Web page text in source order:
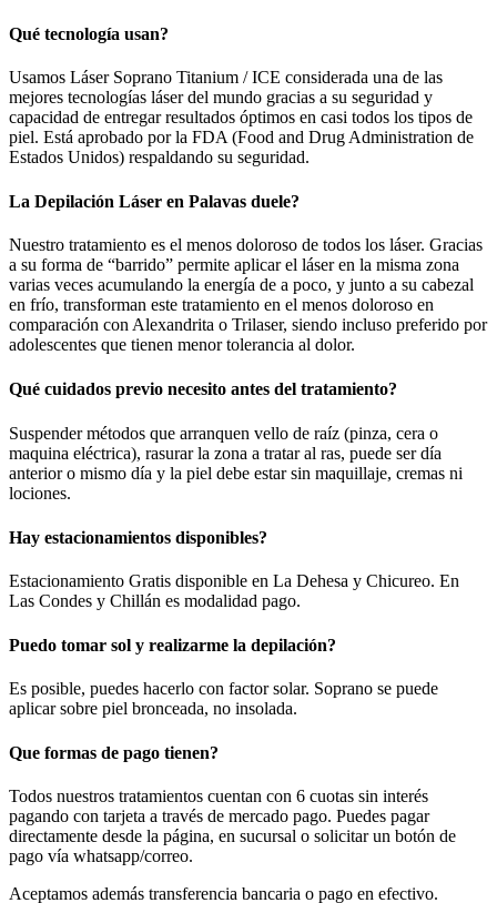
Qué tecnología usan?
Usamos Láser Soprano Titanium / ICE considerada una de las
mejores tecnologías láser del mundo gracias a su seguridad y
capacidad de entregar resultados óptimos en casi todos los tipos de
piel. Está aprobado por la FDA (Food and Drug Administration de
Estados Unidos) respaldando su seguridad.
La Depilación Láser en Palavas duele?
Nuestro tratamiento es el menos doloroso de todos los láser. Gracias
a su forma de “barrido” permite aplicar el láser en la misma zona
varias veces acumulando la energía de a poco, y junto a su cabezal
en frío, transforman este tratamiento en el menos doloroso en
comparación con Alexandrita o Trilaser, siendo incluso preferido por
adolescentes que tienen menor tolerancia al dolor.
Qué cuidados previo necesito antes del tratamiento?
Suspender métodos que arranquen vello de raíz (pinza, cera o
maquina eléctrica), rasurar la zona a tratar al ras, puede ser día
anterior o mismo día y la piel debe estar sin maquillaje, cremas ni
lociones.
Hay estacionamientos disponibles?
Estacionamiento Gratis disponible en La Dehesa y Chicureo. En
Las Condes y Chillán es modalidad pago.
Puedo tomar sol y realizarme la depilación?
Es posible, puedes hacerlo con factor solar. Soprano se puede
aplicar sobre piel bronceada, no insolada.
Que formas de pago tienen?
Todos nuestros tratamientos cuentan con 6 cuotas sin interés
pagando con tarjeta a través de mercado pago. Puedes pagar
directamente desde la página, en sucursal o solicitar un botón de
pago vía whatsapp/correo.
Aceptamos además transferencia bancaria o pago en efectivo.